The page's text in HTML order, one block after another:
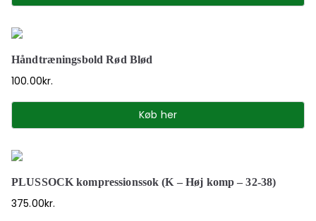
Håndtræningsbold Rød Blød
100.00kr.
Køb her
PLUSSOCK kompressionssok (K – Høj komp – 32-38)
375.00kr.